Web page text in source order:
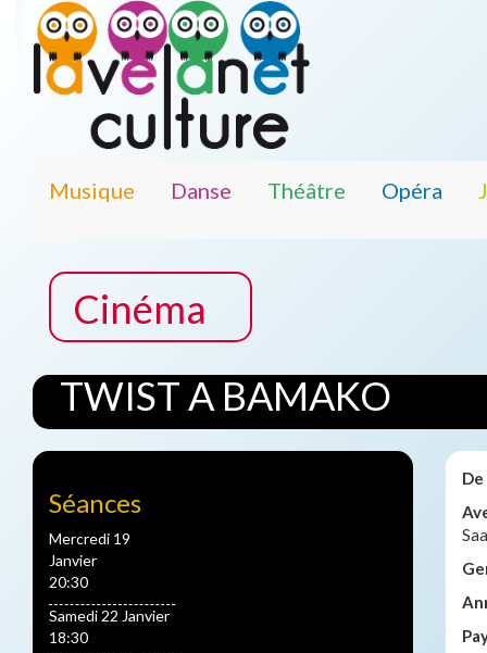
Musique Danse Théâtre Opéra
Cinéma
TWIST A BAMAKO
Séances
Mercredi 19
Janvier
20:30
Samedi 22 Janvier
18:30
De